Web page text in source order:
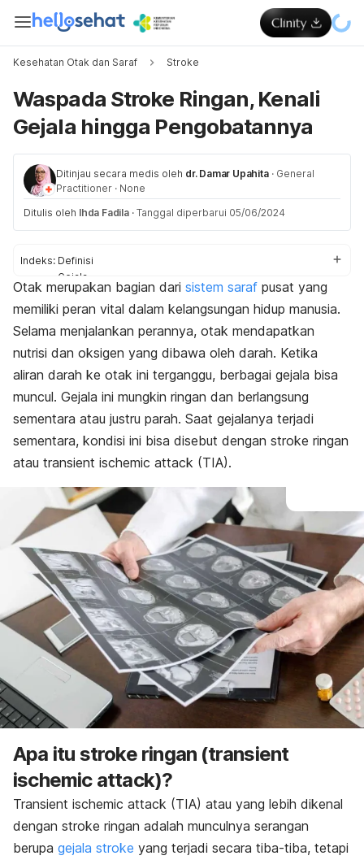
Kesehatan Otak dan Saraf Stroke
Waspada Stroke Ringan, Kenali
Gejala hingga Pengobatannya
Ditinjau secara medis oleh dr. Damar Upahita · General
Practitioner · None
Ditulis oleh Ihda Fadila · Tanggal diperbarui 05/06/2024
Indeks: Definisi
Gejala
Penyebab
Faktor risiko
Diagnosis
Pengobatan
Pencegahan
Otak merupakan bagian dari sistem saraf pusat yang
memiliki peran vital dalam kelangsungan hidup manusia.
Selama menjalankan perannya, otak mendapatkan
nutrisi dan oksigen yang dibawa oleh darah. Ketika
aliran darah ke otak ini terganggu, berbagai gejala bisa
muncul. Gejala ini mungkin ringan dan berlangsung
sementara atau justru parah. Saat gejalanya terjadi
sementara, kondisi ini bisa disebut dengan stroke ringan
atau transient ischemic attack (TIA).
Apa itu stroke ringan (transient
ischemic attack)?
Transient ischemic attack (TIA) atau yang lebih dikenal
dengan stroke ringan adalah munculnya serangan
berupa gejala stroke yang terjadi secara tiba-tiba, tetapi